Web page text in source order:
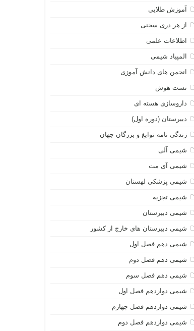
آموزش طلایی
از هر دری سخنی
اطلاعات علمی
المپیاد شیمی
انجمن های دانش آموزی
تست هوش
داروسازی هسته ای
دبیرستان (دوره اول)
زندگی نامه نوابغ و بزرگان جهان
شیمی آلی
شیمی آی مت
شیمی پزشکی لهستان
شیمی تجزیه
شیمی دبیرستان
شیمی دبیرستان های خارج از کشور
شیمی دهم فصل اول
شیمی دهم فصل دوم
شیمی دهم فصل سوم
شیمی دوازدهم فصل اول
شیمی دوازدهم فصل چهارم
شیمی دوازدهم فصل دوم